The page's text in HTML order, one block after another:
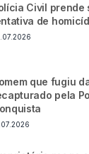
Civil prende
de
que fugiu
pela